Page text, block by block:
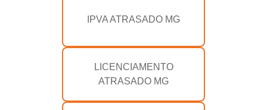
IPVA ATRASADO MG
LICENCIAMENTO
ATRASADO MG